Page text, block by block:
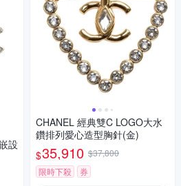
設
CHANEL 經典雙C LOGO大水
鑽排列愛心造型胸針(金)
$35,910 $37,800
限時下殺
券